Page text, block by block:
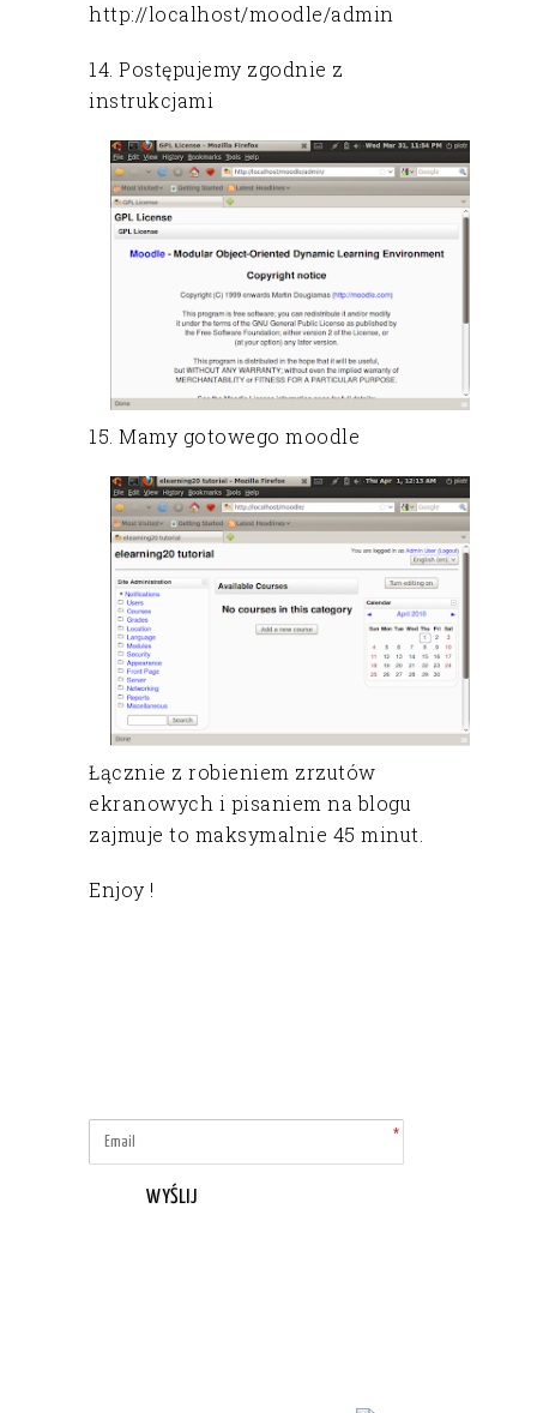
http://localhost/moodle/admin
14. Postępujemy zgodnie z
instrukcjami
15. Mamy gotowego moodle
Łącznie z robieniem zrzutów
ekranowych i pisaniem na blogu
zajmuje to maksymalnie 45 minut.
Enjoy !
WYŚLIJ